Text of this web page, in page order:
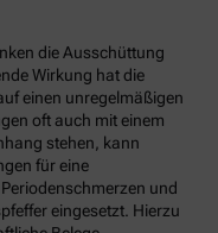
die Ausschüttung
Wirkung hat die
einen unregelmäßigen
oft auch mit einem
stehen, kann
für eine
und
eingesetzt. Hierzu